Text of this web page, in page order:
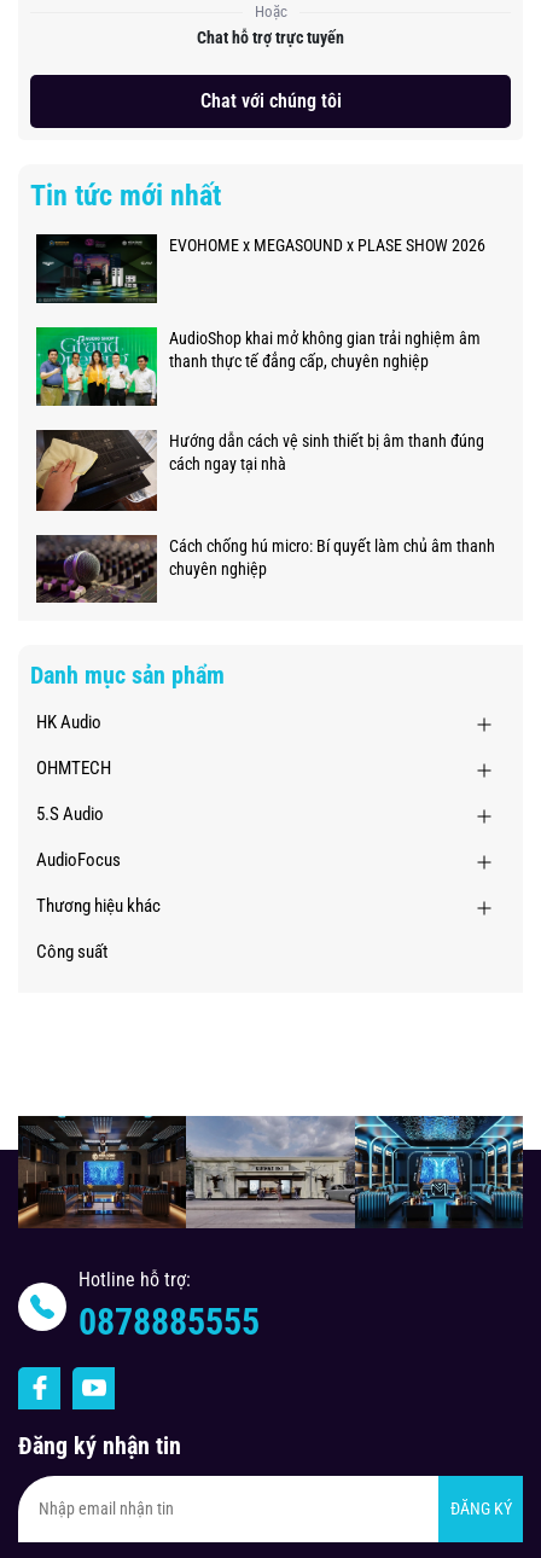
Hoặc
Chat hỗ trợ trực tuyến
Chat với chúng tôi
Tin tức mới nhất
EVOHOME x MEGASOUND x PLASE SHOW 2026
AudioShop khai mở không gian trải nghiệm âm
thanh thực tế đẳng cấp, chuyên nghiệp
Hướng dẫn cách vệ sinh thiết bị âm thanh đúng
cách ngay tại nhà
Cách chống hú micro: Bí quyết làm chủ âm thanh
chuyên nghiệp
Danh mục sản phẩm
HK Audio
OHMTECH
5.S Audio
AudioFocus
Thương hiệu khác
Công suất
Hotline hỗ trợ:
0878885555
Đăng ký nhận tin
ĐĂNG KÝ